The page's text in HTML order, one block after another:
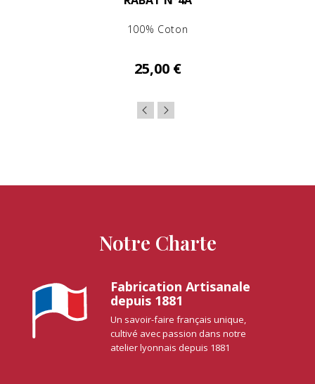
100% Coton
25,00 €
Notre Charte
Fabrication Artisanale
depuis 1881
Un savoir-faire français unique,
cultivé avec passion dans notre
atelier lyonnais depuis 1881